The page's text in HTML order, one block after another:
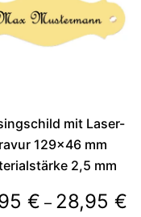
Die
Optionen
Produktseite
gewählt
werden
mit Laser-
129×46 mm
2,5 mm
€ – 28,95€